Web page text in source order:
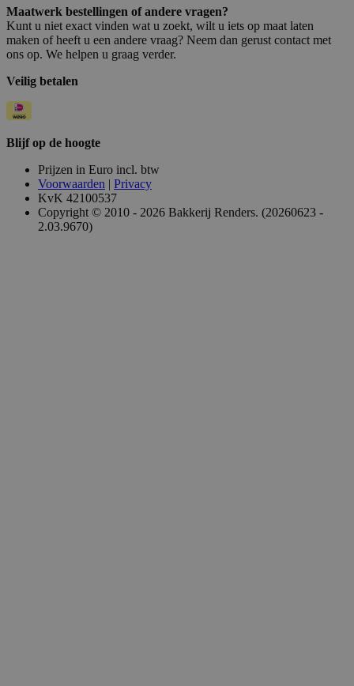
Maatwerk bestellingen of andere vragen?
Kunt u niet exact vinden wat u zoekt, wilt u iets op maat laten
maken of heeft u een andere vraag? Neem dan gerust contact met
ons op. We helpen u graag verder.
Veilig betalen
Blijf op de hoogte
Prijzen in Euro incl. btw
Voorwaarden | Privacy
KvK 42100537
Copyright © 2010 - 2026 Bakkerij Renders. (20260623 -
2.03.9670)